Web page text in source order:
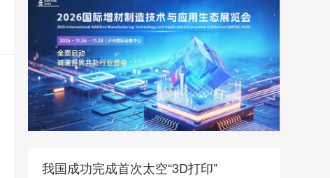
我国成功完成首次太空“3D打印”